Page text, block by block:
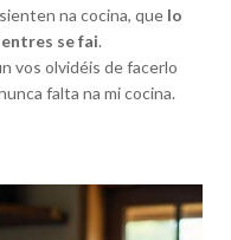
na cocina, que lo
se fai.
vos olvidéis de facerlo
falta na mi cocina.